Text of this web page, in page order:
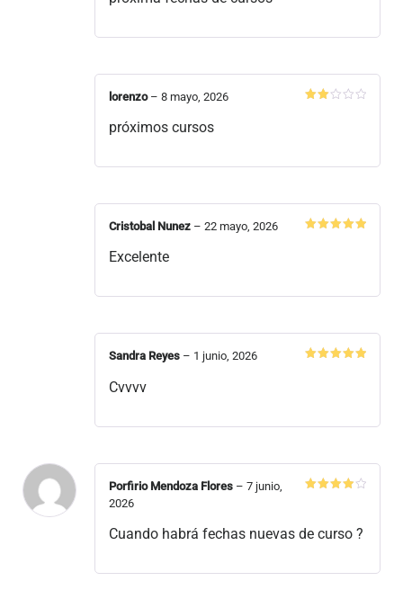
lorenzo – 8 mayo, 2026
próximos cursos
Cristobal Nunez – 22 mayo, 2026
Excelente
Sandra Reyes – 1 junio, 2026
Cvvvv
Porfirio Mendoza Flores – 7 junio,
2026
Cuando habrá fechas nuevas de curso ?